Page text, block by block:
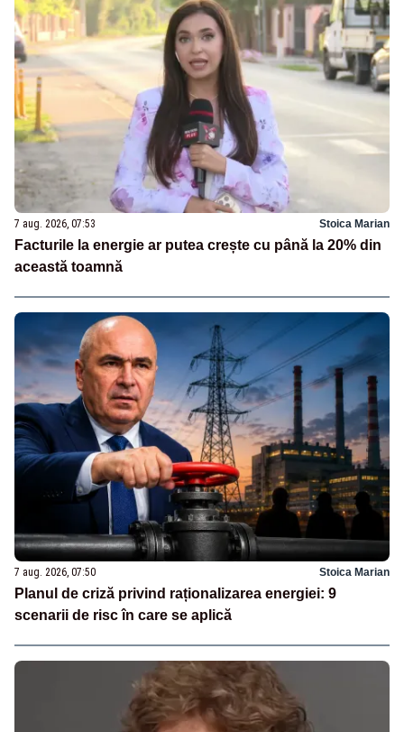
7 aug. 2026, 07:53 Stoica Marian
Facturile la energie ar putea crește cu până la 20% din
această toamnă
7 aug. 2026, 07:50 Stoica Marian
Planul de criză privind raționalizarea energiei: 9
scenarii de risc în care se aplică